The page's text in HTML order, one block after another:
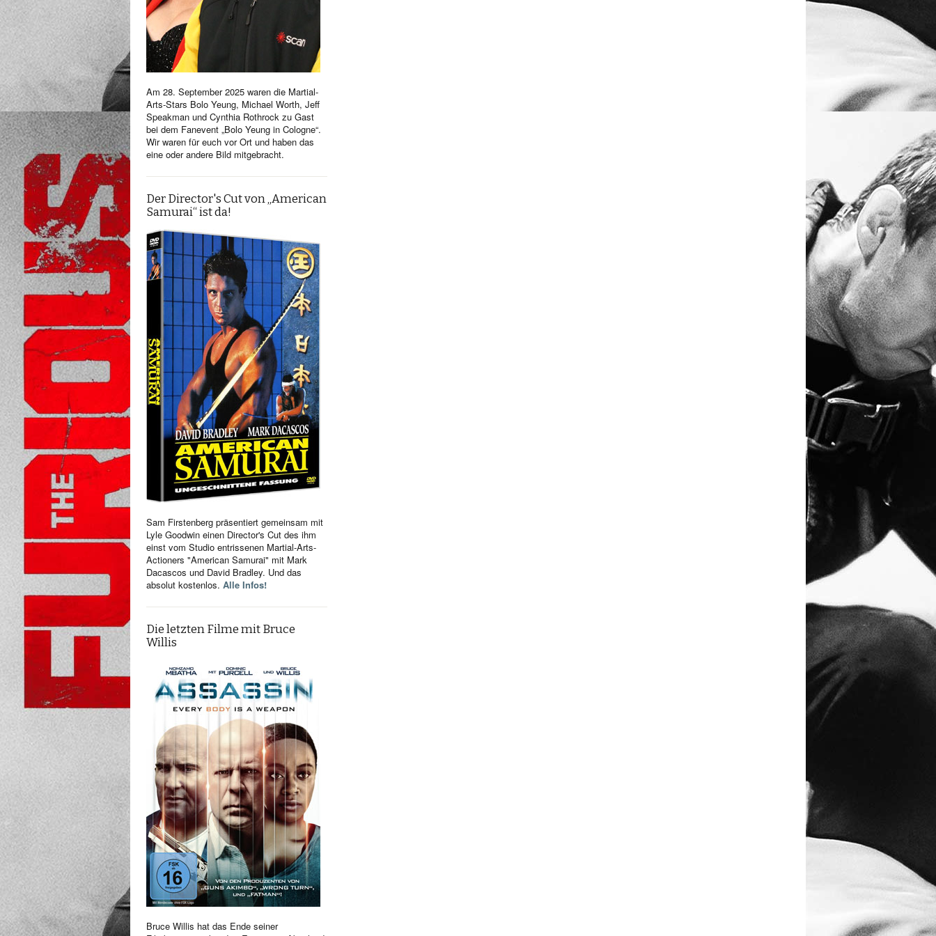
Am 28. September 2025 waren die Martial-
Arts-Stars Bolo Yeung, Michael Worth, Jeff
Speakman und Cynthia Rothrock zu Gast
bei dem Fanevent „Bolo Yeung in Cologne“.
Wir waren für euch vor Ort und haben das
eine oder andere Bild mitgebracht.
Der Director's Cut von „American
Samurai“ ist da!
Sam Firstenberg präsentiert gemeinsam mit
Lyle Goodwin einen Director's Cut des ihm
einst vom Studio entrissenen Martial-Arts-
Actioners "American Samurai" mit Mark
Dacascos und David Bradley. Und das
absolut kostenlos. Alle Infos!
Die letzten Filme mit Bruce
Willis
Bruce Willis hat das Ende seiner